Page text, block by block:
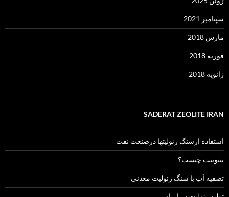
سپتامبر 2021
مارس 2018
فوریه 2018
ژانویه 2018
SADERAT ZEOLITE IRAN
استفاده ازسنگ زئولیتها درصنعت نفت
بنتونیت چیست؟
تصفیه آب با سنگ زئولیت معدنی